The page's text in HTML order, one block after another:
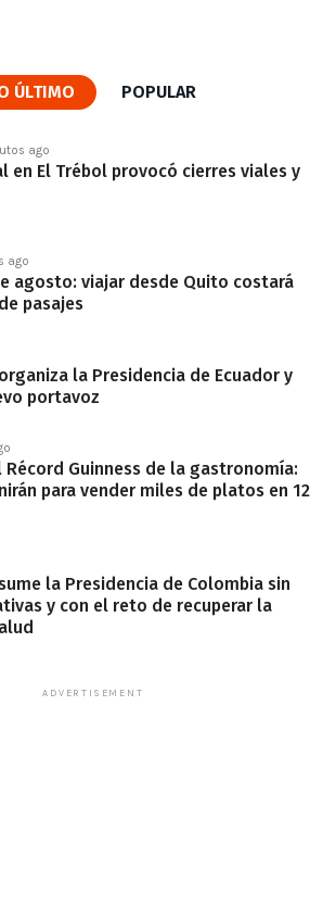
ÚLTIMO POPULAR
ago
en El Trébol provocó cierres viales y
ago
agosto: viajar desde Quito costará
pasajes
la Presidencia de Ecuador y
portavoz
Récord Guinness de la gastronomía:
para vender miles de platos en 12
la Presidencia de Colombia sin
y con el reto de recuperar la
ADVERTISEMENT